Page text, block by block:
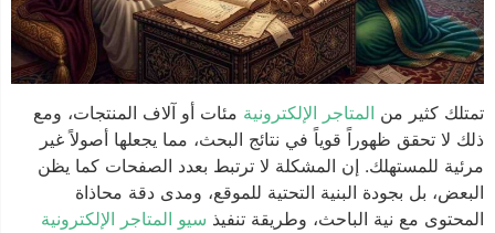
تمتلك كثير من المتاجر الإلكترونيةمئات أو آلاف المنتجات، ومع
ذلك لا تحقق ظهوراً قوياً في نتائج البحث، مما يجعلها أصولاً غير
مرئية للمستهلك. إن المشكلة لا ترتبط بعدد الصفحات كما يظن
البعض، بل بجودة البنية التحتية للموقع، ومدى دقة محاذاة
المحتوى مع نية الباحث، وطريقة تنفيذ سيو المتاجر الإلكترونية